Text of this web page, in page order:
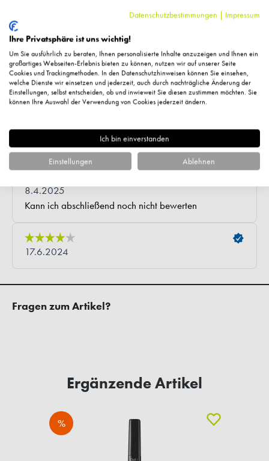
Fragen zum Artikel?
Ergänzende Artikel
%
Datenschutzbestimmungen | Impressum
Ihre Privatsphäre ist uns wichtig!
Um Sie ausführlich zu beraten, Ihnen personalisierte Inhalte anzuzeigen und Ihnen ein
großartiges Webseiten-Erlebnis bieten zu können, nutzen wir auf unserer Seite
Cookies und Trackingmethoden. In den Datenschutzhinweisen können Sie einsehen,
welche Dienste wir einsetzen und jederzeit, auch durch nachträgliche Änderung der
Einstellungen, selbst entscheiden, ob und inwieweit Sie diesen zustimmen möchten. Sie
können Ihre Auswahl der Verwendung von Cookies jederzeit ändern.
Ich bin einverstanden
Einstellungen Ablehnen